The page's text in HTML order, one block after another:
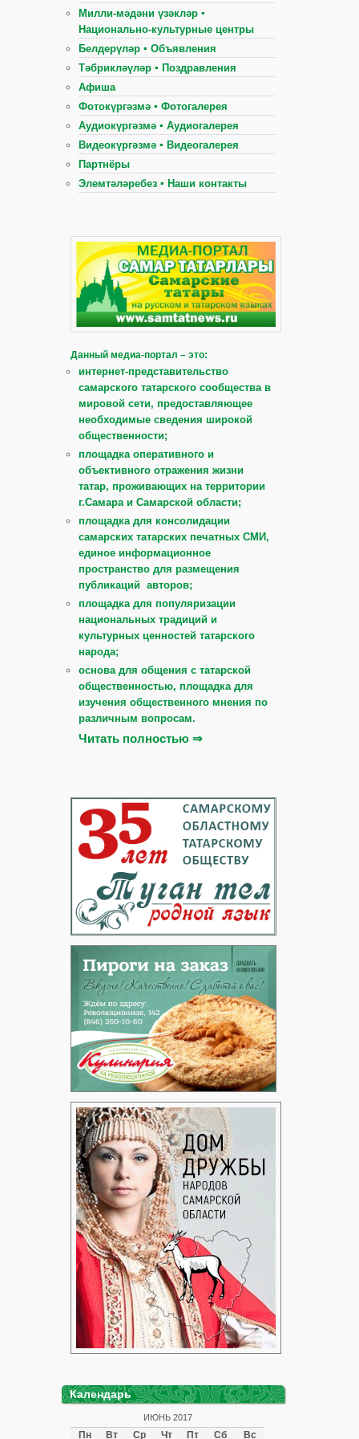
Милли-мәдәни үзәкләр ▪
Национально-культурные центры
Белдерүләр ▪ Объявления
Тәбрикләүләр ▪ Поздравления
Афиша
Фотокүргәзмә ▪ Фотогалерея
Аудиокүргәзмә ▪ Аудиогалерея
Видеокүргәзмә ▪ Видеогалерея
Партнёры
Элемтәләребез ▪ Наши контакты
Данный медиа-портал – это:
интернет-представительство
самарского татарского сообщества в
мировой сети, предоставляющее
необходимые сведения широкой
общественности;
площадка оперативного и
объективного отражения жизни
татар, проживающих на территории
г.Самара и Самарской области;
площадка для консолидации
самарских татарских печатных СМИ,
единое информационное
пространство для размещения
публикаций авторов;
площадка для популяризации
национальных традиций и
культурных ценностей татарского
народа;
основа для общения с татарской
общественностью, площадка для
изучения общественного мнения по
различным вопросам.
Читать полностью ⇒
Календарь
ИЮНЬ 2017
Пн Вт Ср Чт Пт Сб Вс